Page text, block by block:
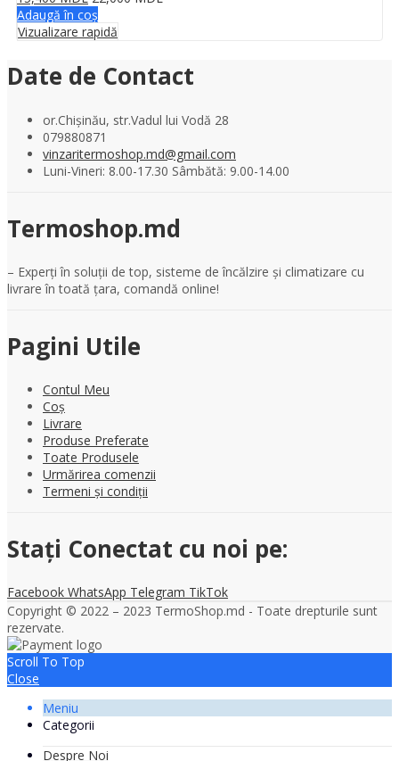
Adaugă în coș
Vizualizare rapidă
Date de Contact
or.Chișinău, str.Vadul lui Vodă 28
079880871
vinzaritermoshop.md@gmail.com
Luni-Vineri: 8.00-17.30 Sâmbătă: 9.00-14.00
Termoshop.md
– Experți în soluții de top, sisteme de încălzire și climatizare cu
livrare în toată țara, comandă online!
Pagini Utile
Contul Meu
Coș
Livrare
Produse Preferate
Toate Produsele
Urmărirea comenzii
Termeni și condiții
Stați Conectat cu noi pe:
Facebook WhatsApp Telegram TikTok
Copyright © 2022 – 2023 TermoShop.md - Toate drepturile sunt
rezervate.
Scroll To Top
Close
Meniu
Categorii
Despre Noi